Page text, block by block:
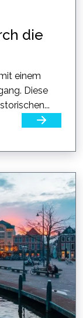
die
einem
Diese